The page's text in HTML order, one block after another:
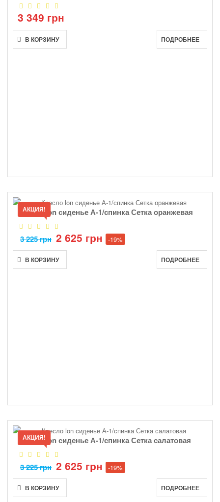
3 349 грн
В КОРЗИНУ ПОДРОБНЕЕ
АКЦИЯ!
Кресло lon сиденье А-1/спинка Сетка оранжевая
3 225 грн 2 625 грн -19%
В КОРЗИНУ ПОДРОБНЕЕ
АКЦИЯ!
Кресло lon сиденье А-1/спинка Сетка салатовая
3 225 грн 2 625 грн -19%
В КОРЗИНУ ПОДРОБНЕЕ